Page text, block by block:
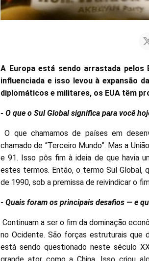
A Europa está sendo arrastada
influenciada e isso levou à expansão
diplomáticos e militares, os EUA têm
- O que o Sul Global significa para você
O que chamamos de países em
chamado de “Terceiro Mundo”. Mas a
e 91. Isso pôs fim à ideia de que havia
estes termos. Então, o termo Sul Global,
de 1990, sob a premissa de reivindicar o
- Quais foram os principais desafios — e
Continuam a ser o fim da dominação
no Ocidente. São forças estruturais que
está sendo questionado neste século